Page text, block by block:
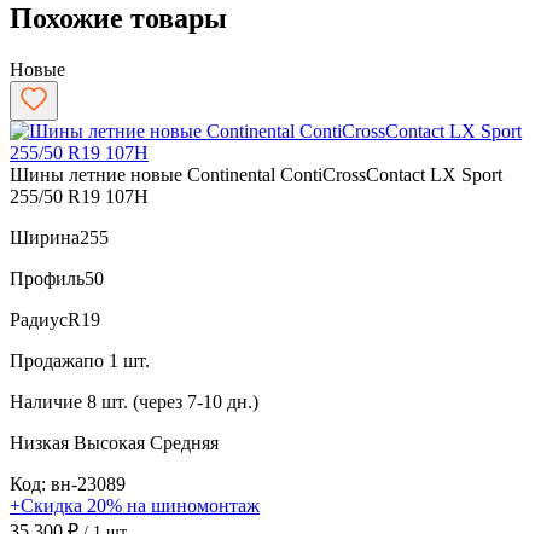
Похожие товары
Новые
Шины летние новые Continental ContiCrossContact LX Sport
255/50 R19 107H
Ширина255
Профиль50
РадиусR19
Продажапо 1 шт.
Наличие 8 шт. (через 7-10 дн.)
Низкая Высокая Средняя
Код: вн-23089
+Скидка 20% на шиномонтаж